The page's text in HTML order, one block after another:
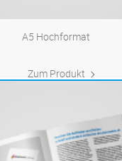
A5 Hochformat
Zum Produkt